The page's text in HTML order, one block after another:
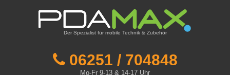
Der Spezialist für mobile Technik & Zubehör
06251 / 704848
Mo-Fr 9-13 & 14-17 Uhr